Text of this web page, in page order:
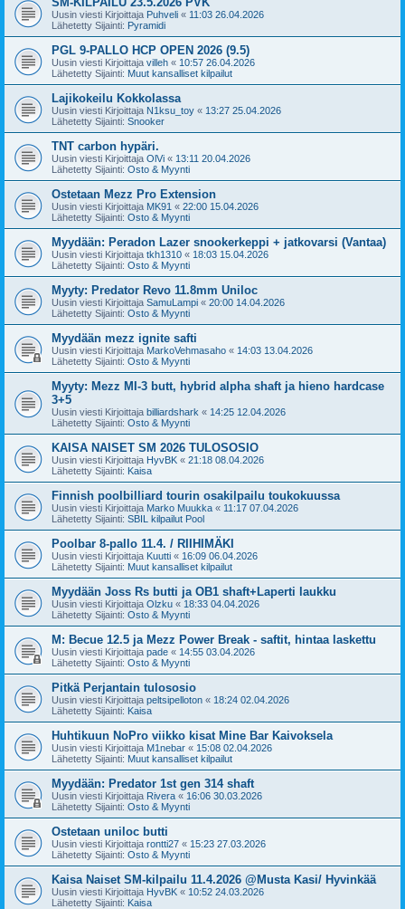
Uusin viesti Kirjoittaja Puhveli « 11:03 26.04.2026
Lähetetty Sijainti: Pyramidi
PGL 9-PALLO HCP OPEN 2026 (9.5)
Uusin viesti Kirjoittaja villeh « 10:57 26.04.2026
Lähetetty Sijainti: Muut kansalliset kilpailut
Lajikokeilu Kokkolassa
Uusin viesti Kirjoittaja N1ksu_toy « 13:27 25.04.2026
Lähetetty Sijainti: Snooker
TNT carbon hypäri.
Uusin viesti Kirjoittaja OlVi « 13:11 20.04.2026
Lähetetty Sijainti: Osto & Myynti
Ostetaan Mezz Pro Extension
Uusin viesti Kirjoittaja MK91 « 22:00 15.04.2026
Lähetetty Sijainti: Osto & Myynti
Myydään: Peradon Lazer snookerkeppi + jatkovarsi (Vantaa)
Uusin viesti Kirjoittaja tkh1310 « 18:03 15.04.2026
Lähetetty Sijainti: Osto & Myynti
Myyty: Predator Revo 11.8mm Uniloc
Uusin viesti Kirjoittaja SamuLampi « 20:00 14.04.2026
Lähetetty Sijainti: Osto & Myynti
Myydään mezz ignite safti
Uusin viesti Kirjoittaja MarkoVehmasaho « 14:03 13.04.2026
Lähetetty Sijainti: Osto & Myynti
Myyty: Mezz MI-3 butt, hybrid alpha shaft ja hieno hardcase
3+5
Uusin viesti Kirjoittaja billiardshark « 14:25 12.04.2026
Lähetetty Sijainti: Osto & Myynti
KAISA NAISET SM 2026 TULOSOSIO
Uusin viesti Kirjoittaja HyvBK « 21:18 08.04.2026
Lähetetty Sijainti: Kaisa
Finnish poolbilliard tourin osakilpailu toukokuussa
Uusin viesti Kirjoittaja Marko Muukka « 11:17 07.04.2026
Lähetetty Sijainti: SBIL kilpailut Pool
Poolbar 8-pallo 11.4. / RIIHIMÄKI
Uusin viesti Kirjoittaja Kuutti « 16:09 06.04.2026
Lähetetty Sijainti: Muut kansalliset kilpailut
Myydään Joss Rs butti ja OB1 shaft+Laperti laukku
Uusin viesti Kirjoittaja Olzku « 18:33 04.04.2026
Lähetetty Sijainti: Osto & Myynti
M: Becue 12.5 ja Mezz Power Break - saftit, hintaa laskettu
Uusin viesti Kirjoittaja pade « 14:55 03.04.2026
Lähetetty Sijainti: Osto & Myynti
Pitkä Perjantain tulososio
Uusin viesti Kirjoittaja peltsipelloton « 18:24 02.04.2026
Lähetetty Sijainti: Kaisa
Huhtikuun NoPro viikko kisat Mine Bar Kaivoksela
Uusin viesti Kirjoittaja M1nebar « 15:08 02.04.2026
Lähetetty Sijainti: Muut kansalliset kilpailut
Myydään: Predator 1st gen 314 shaft
Uusin viesti Kirjoittaja Rivera « 16:06 30.03.2026
Lähetetty Sijainti: Osto & Myynti
Ostetaan uniloc butti
Uusin viesti Kirjoittaja rontti27 « 15:23 27.03.2026
Lähetetty Sijainti: Osto & Myynti
Kaisa Naiset SM-kilpailu 11.4.2026 @Musta Kasi/ Hyvinkää
Uusin viesti Kirjoittaja HyvBK « 10:52 24.03.2026
Lähetetty Sijainti: Kaisa